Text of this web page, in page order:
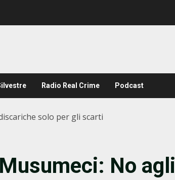
Radio Real Crime Podcast
solo per gli scarti
No agli